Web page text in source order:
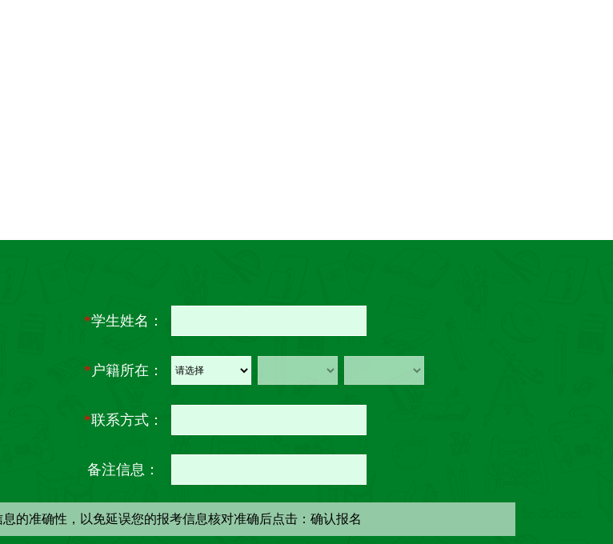
*学生姓名：
* 户籍所在：
*联系方式：
备注信息：
的准确性，以免延误您的报考信息核对准确后点击：确认报名